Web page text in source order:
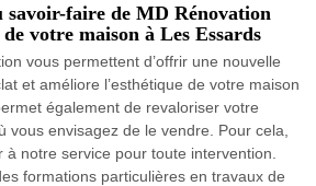
savoir-faire de MD Rénovation
votre maison à Les Essards
vous permettent d’offrir une nouvelle
et améliore l’esthétique de votre maison
également de revaloriser votre
vous envisagez de le vendre. Pour cela,
à notre service pour toute intervention.
formations particulières en travaux de